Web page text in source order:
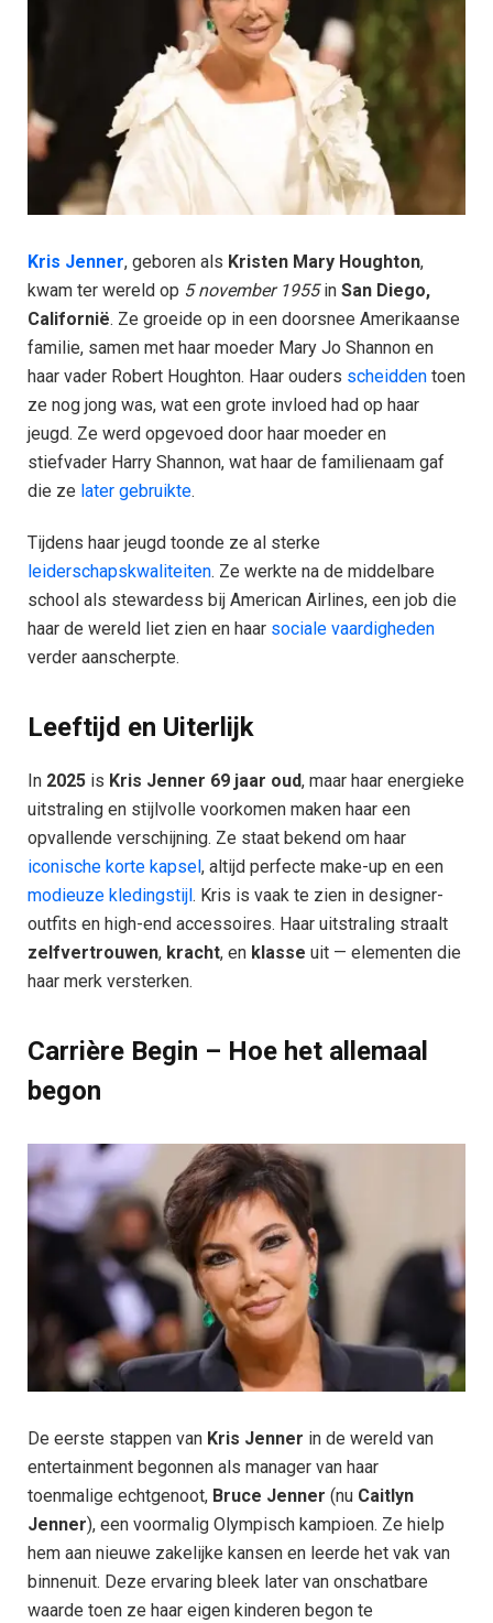
Kris Jenner, geboren als Kristen Mary Houghton,
kwam ter wereld op 5 november 1955in San Diego,
Californië. Ze groeide op in een doorsnee Amerikaanse
familie, samen met haar moeder Mary Jo Shannon en
haar vader Robert Houghton. Haar ouders scheidden toen
ze nog jong was, wat een grote invloed had op haar
jeugd. Ze werd opgevoed door haar moeder en
stiefvader Harry Shannon, wat haar de familienaam gaf
die ze later gebruikte.
Tijdens haar jeugd toonde ze al sterke
leiderschapskwaliteiten. Ze werkte na de middelbare
school als stewardess bij American Airlines, een job die
haar de wereld liet zien en haar sociale vaardigheden
verder aanscherpte.
Leeftijd en Uiterlijk
In 2025 is Kris Jenner 69 jaar oud, maar haar energieke
uitstraling en stijlvolle voorkomen maken haar een
opvallende verschijning. Ze staat bekend om haar
iconische korte kapsel, altijd perfecte make-up en een
modieuze kledingstijl. Kris is vaak te zien in designer-
outfits en high-end accessoires. Haar uitstraling straalt
zelfvertrouwen, kracht, en klasse uit — elementen die
haar merk versterken.
Carrière Begin – Hoe het allemaal
begon
De eerste stappen van Kris Jenner in de wereld van
entertainment begonnen als manager van haar
toenmalige echtgenoot, Bruce Jenner (nu Caitlyn
Jenner), een voormalig Olympisch kampioen. Ze hielp
hem aan nieuwe zakelijke kansen en leerde het vak van
binnenuit. Deze ervaring bleek later van onschatbare
waarde toen ze haar eigen kinderen begon te